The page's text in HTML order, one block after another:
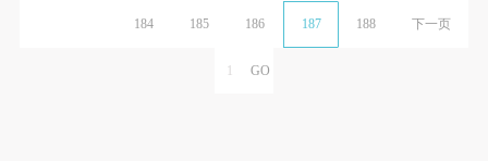
184 185 186 187 188 下一页